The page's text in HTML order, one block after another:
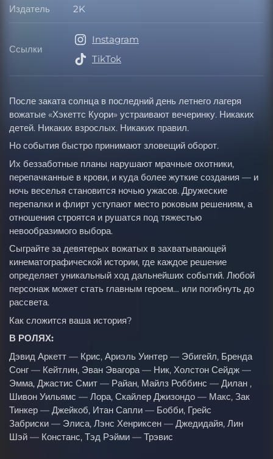
После заката солнца в последний день летнего лагеря
вожатые «Хэкеттс Куори» устраивают вечеринку. Никаких
детей. Никаких взрослых. Никаких правил.
Но события быстро принимают зловещий оборот.
Их беззаботные планы нарушают мрачные охотники,
перепачканные в крови, и куда более жуткие создания — и
ночь веселья становится ночью ужасов. Дружеские
перепалки и флирт уступают место роковым решениям, а
отношения строятся и рушатся под тяжестью
невообразимого выбора.
Сыграйте за девятерых вожатых в захватывающей
кинематографической истории, где каждое решение
определяет уникальный ход дальнейших событий. Любой
персонаж может стать главным героем… или погибнуть до
рассвета.
Как сложится ваша история?
В РОЛЯХ:
Дэвид Аркетт — Крис, Ариэль Уинтер — Эбигейл, Бренда
Сонг — Кейтлин, Эван Эвагора — Ник, Холстон Сейдж —
Эмма, Джастис Смит — Райан, Майлз Роббинс — Дилан ,
Шивон Уильямс — Лора, Скайлер Джизондо — Макс, Зак
Тинкер — Джейкоб, Итан Сапли — Бобби, Грейс
Забриски — Элиса, Лэнс Хенриксен — Джедидайя, Лин
Шэй — Констанс, Тэд Рэйми — Трэвис
Издатель Издатель
2K
Ссылки Ссылки
Instagram
TikTok